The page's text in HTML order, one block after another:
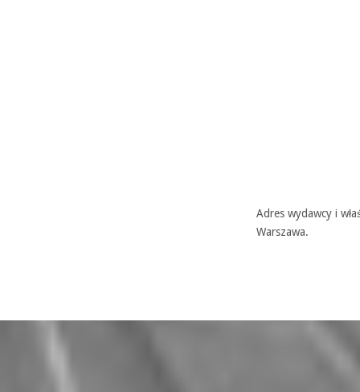
Adres wydawcy i
Warszawa.